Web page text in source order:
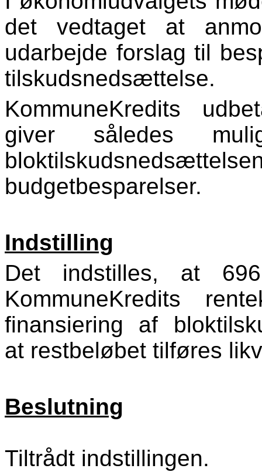
det vedtaget at
udarbejde forslag til
tilskudsnedsættelse.
KommuneKredits
giver således
budgetbesparelser.
Indstilling
Det indstilles, at
KommuneKredits
finansiering af
at restbeløbet tilføres
Beslutning
Tiltrådt indstillingen.